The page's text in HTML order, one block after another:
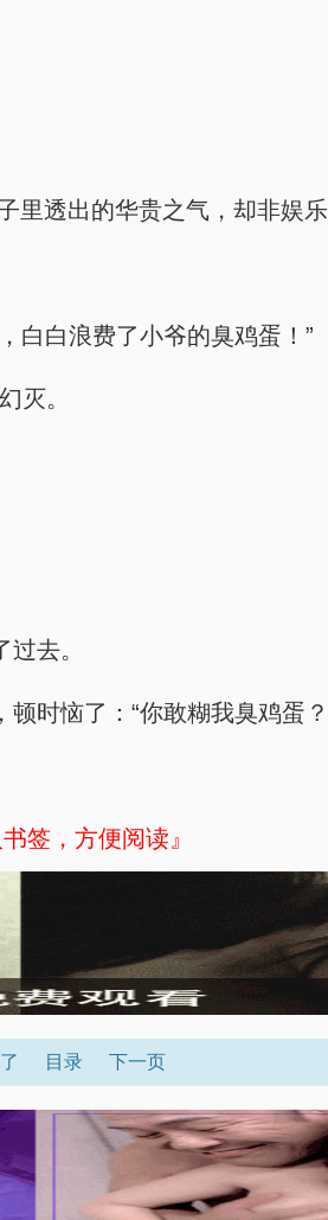
里透出的华贵之气，却非娱
白白浪费了小爷的臭鸡蛋！”
灭。
去。
时恼了：“你敢糊我臭鸡蛋
书签，方便阅读』
目录 下一页